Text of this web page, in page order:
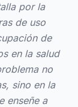
por la
de uso
de
en la salud
no
sino en la
enseñe a